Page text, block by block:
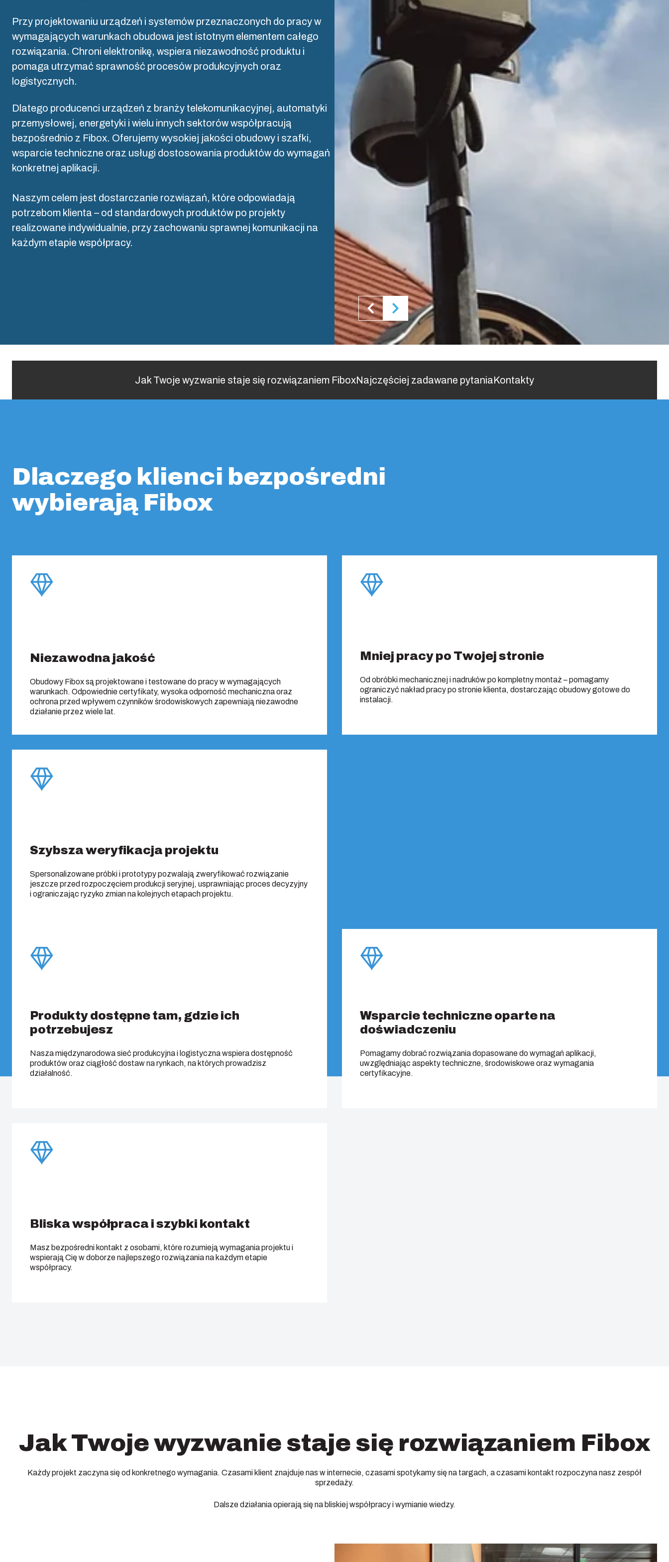
Rozwój i produkcja
Logistyka i magazynowanie
Przy projektowaniu urządzeń i systemów przeznaczonych do pracy w
wymagających warunkach obudowa jest istotnym elementem całego
rozwiązania. Chroni elektronikę, wspiera niezawodność produktu i
pomaga utrzymać sprawność procesów produkcyjnych oraz
logistycznych.
Dlatego producenci urządzeń z branży telekomunikacyjnej, automatyki
przemysłowej, energetyki i wielu innych sektorów współpracują
bezpośrednio z Fibox. Oferujemy wysokiej jakości obudowy i szafki,
wsparcie techniczne oraz usługi dostosowania produktów do wymagań
konkretnej aplikacji.
Naszym celem jest dostarczanie rozwiązań, które odpowiadają
potrzebom klienta – od standardowych produktów po projekty
realizowane indywidualnie, przy zachowaniu sprawnej komunikacji na
każdym etapie współpracy.
Jak Twoje wyzwanie staje się rozwiązaniem FiboxNajczęściej zadawane pytaniaKontakty
Dlaczego klienci bezpośredni
wybierają Fibox
Niezawodna jakość
Obudowy Fibox są projektowane i testowane do pracy w wymagających
warunkach. Odpowiednie certyfikaty, wysoka odporność mechaniczna oraz
ochrona przed wpływem czynników środowiskowych zapewniają niezawodne
działanie przez wiele lat.
Mniej pracy po Twojej stronie
Od obróbki mechanicznej i nadruków po kompletny montaż – pomagamy
ograniczyć nakład pracy po stronie klienta, dostarczając obudowy gotowe do
instalacji.
Szybsza weryfikacja projektu
Spersonalizowane próbki i prototypy pozwalają zweryfikować rozwiązanie
jeszcze przed rozpoczęciem produkcji seryjnej, usprawniając proces decyzyjny
i ograniczając ryzyko zmian na kolejnych etapach projektu.
Produkty dostępne tam, gdzie ich
potrzebujesz
Nasza międzynarodowa sieć produkcyjna i logistyczna wspiera dostępność
produktów oraz ciągłość dostaw na rynkach, na których prowadzisz
działalność.
Wsparcie techniczne oparte na
doświadczeniu
Pomagamy dobrać rozwiązania dopasowane do wymagań aplikacji,
uwzględniając aspekty techniczne, środowiskowe oraz wymagania
certyfikacyjne.
Bliska współpraca i szybki kontakt
Masz bezpośredni kontakt z osobami, które rozumieją wymagania projektu i
wspierają Cię w doborze najlepszego rozwiązania na każdym etapie
współpracy.
Jak Twoje wyzwanie staje się rozwiązaniem Fibox
Każdy projekt zaczyna się od konkretnego wymagania. Czasami klient znajduje nas w internecie, czasami spotykamy się na targach, a czasami kontakt rozpoczyna nasz zespół
sprzedaży.
Dalsze działania opierają się na bliskiej współpracy i wymianie wiedzy.